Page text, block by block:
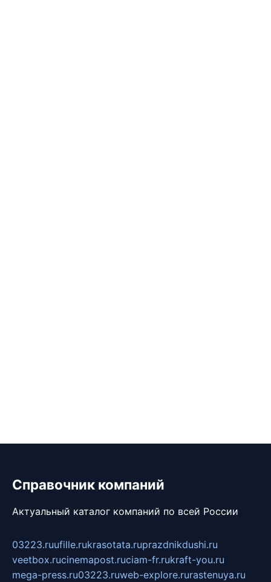
Справочник компаний
Актуальный каталог компаний по всей России
03223.ruufille.rukrasotata.ruprazdnikdushi.ru
veetbox.rucinemapost.ruciam-fr.rukraft-you.ru
mega-press.ru03223.ruweb-explore.rurastenuya.ru